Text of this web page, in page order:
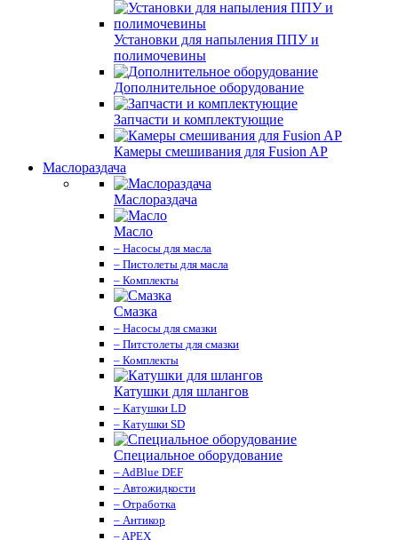
Установки для напыления ППУ и
полимочевины
Дополнительное оборудование
Запчасти и комплектующие
Камеры смешивания для Fusion AP
Маслораздача
Маслораздача
Масло
– Насосы для масла
– Пистолеты для масла
– Комплекты
Смазка
– Насосы для смазки
– Питстолеты для смазки
– Комплекты
Катушки для шлангов
– Катушки LD
– Катушки SD
Специальное оборудование
– AdBlue DEF
– Автожидкости
– Отработка
– Антикор
– APEX